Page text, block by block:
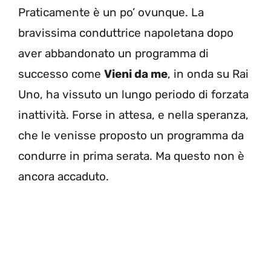
Praticamente è un po’ ovunque. La
bravissima conduttrice napoletana dopo
aver abbandonato un programma di
successo come Vieni da me, in onda su Rai
Uno, ha vissuto un lungo periodo di forzata
inattività. Forse in attesa, e nella speranza,
che le venisse proposto un programma da
condurre in prima serata. Ma questo non è
ancora accaduto.